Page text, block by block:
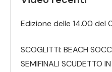
Edizione delle 14.00 del
SCOGLITTI: BEACH
SEMIFINALI SCUDETTO